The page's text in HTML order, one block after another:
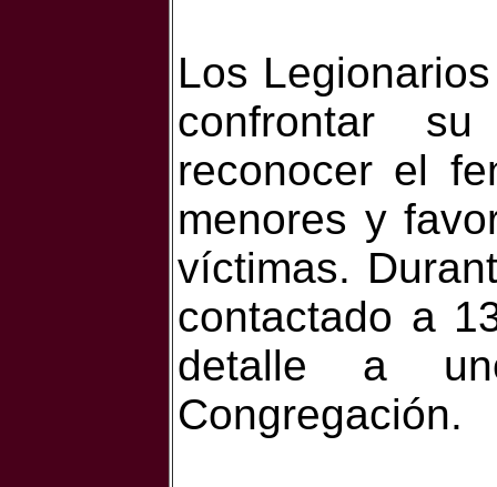
Los
confrontar
reconocer el
menores y
víctimas.
contactado a
detalle a
Congregación.